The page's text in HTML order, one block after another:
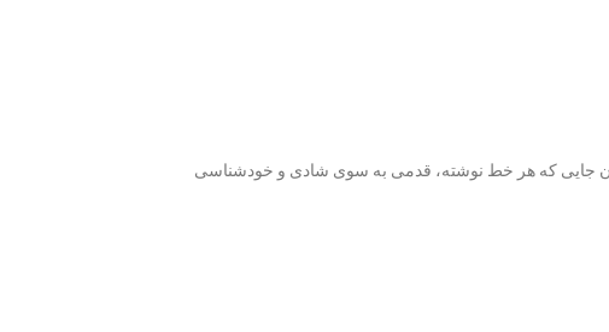
جایی که هر خط نوشته، قدمی به سوی شادی و خودشناسی